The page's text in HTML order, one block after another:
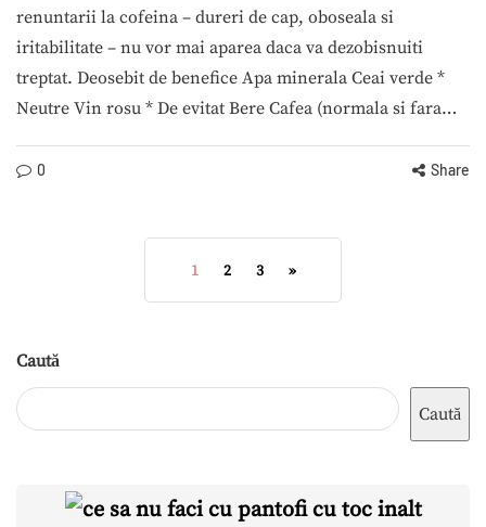
renuntarii la cofeina – dureri de cap, oboseala si
iritabilitate – nu vor mai aparea daca va dezobisnuiti
treptat. Deosebit de benefice Apa minerala Ceai verde *
Neutre Vin rosu * De evitat Bere Cafea (normala si fara…
0 Share
1 2 3 »
Caută
Caută